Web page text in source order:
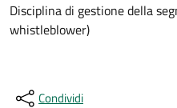
Disciplina di gestione della
whistleblower)
Condividi